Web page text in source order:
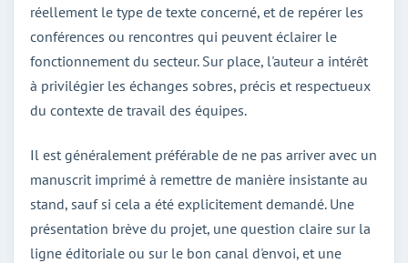
réellement le type de texte concerné, et de repérer les
conférences ou rencontres qui peuvent éclairer le
fonctionnement du secteur. Sur place, l'auteur a intérêt
à privilégier les échanges sobres, précis et respectueux
du contexte de travail des équipes.
Il est généralement préférable de ne pas arriver avec un
manuscrit imprimé à remettre de manière insistante au
stand, sauf si cela a été explicitement demandé. Une
présentation brève du projet, une question claire sur la
ligne éditoriale ou sur le bon canal d'envoi, et une